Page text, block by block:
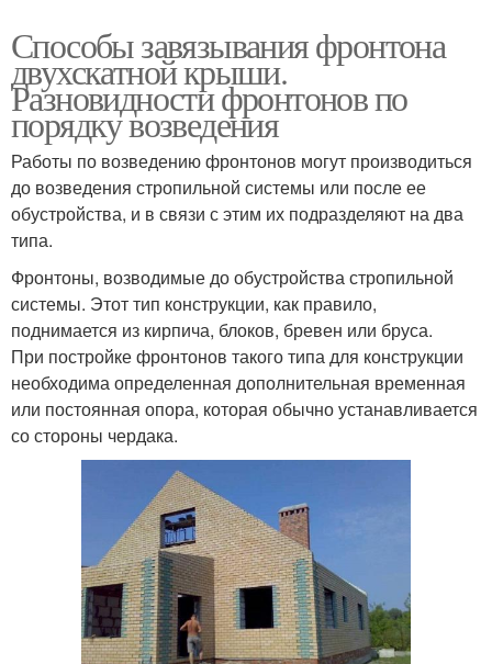
Способы завязывания фронтона
двухскатной крыши.
Разновидности фронтонов по
порядку возведения
Работы по возведению фронтонов могут производиться
до возведения стропильной системы или после ее
обустройства, и в связи с этим их подразделяют на два
типа.
Фронтоны, возводимые до обустройства стропильной
системы. Этот тип конструкции, как правило,
поднимается из кирпича, блоков, бревен или бруса.
При постройке фронтонов такого типа для конструкции
необходима определенная дополнительная временная
или постоянная опора, которая обычно устанавливается
со стороны чердака.